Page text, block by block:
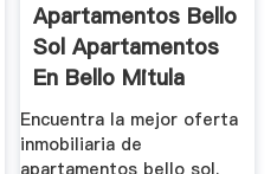
Apartamentos Bello
Sol Apartamentos
En Bello Mitula
Casas
Encuentra la mejor oferta
inmobiliaria de
apartamentos bello sol.